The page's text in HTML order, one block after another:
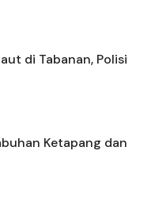
di Tabanan, Polisi
Ketapang dan